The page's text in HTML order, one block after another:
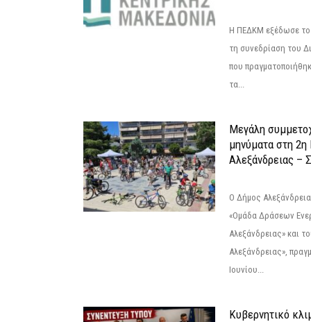
Η ΠΕΔΚΜ εξέδωσε το
τη συνεδρίαση του
που
τα...
Μεγάλη
μηνύματα στη
Αλεξάνδρειας –
Ο Δήμος
«Ομάδα Δράσεων
Αλεξάνδρειας» και
Αλεξάνδρειας»,
Ιουνίου...
Κυβερνητικό